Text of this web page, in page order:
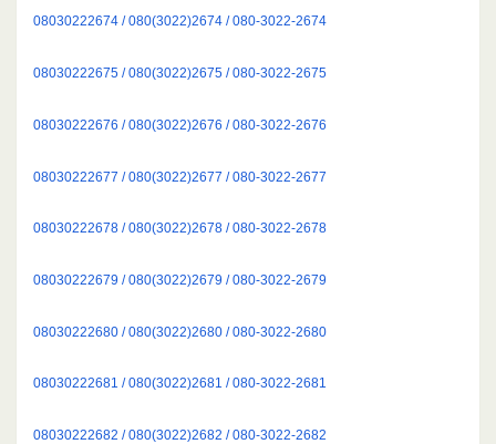
08030222674 / 080(3022)2674 / 080-3022-2674
08030222675 / 080(3022)2675 / 080-3022-2675
08030222676 / 080(3022)2676 / 080-3022-2676
08030222677 / 080(3022)2677 / 080-3022-2677
08030222678 / 080(3022)2678 / 080-3022-2678
08030222679 / 080(3022)2679 / 080-3022-2679
08030222680 / 080(3022)2680 / 080-3022-2680
08030222681 / 080(3022)2681 / 080-3022-2681
08030222682 / 080(3022)2682 / 080-3022-2682